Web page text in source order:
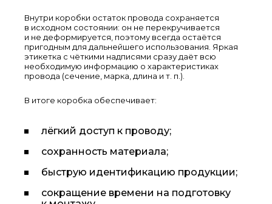
Внутри коробки остаток провода сохраняется
в исходном состоянии: он не перекручивается
и не деформируется, поэтому всегда остаётся
пригодным для дальнейшего использования. Яркая
этикетка с чёткими надписями сразу даёт всю
необходимую информацию о характеристиках
провода (сечение, марка, длина и т. п.).
В итоге коробка обеспечивает:
лёгкий доступ к проводу;
сохранность материала;
быструю идентификацию продукции;
сокращение времени на подготовку